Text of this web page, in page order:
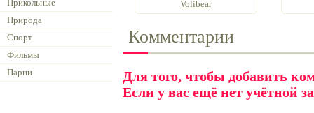
Прикольные
Природа
Спорт
Фильмы
Парни
Volibear
Комментарии
Для того, чтобы добавить
Если у вас ещё нет учётной